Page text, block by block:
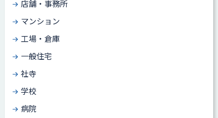
店舗・事務所
マンション
工場・倉庫
一般住宅
社寺
学校
病院